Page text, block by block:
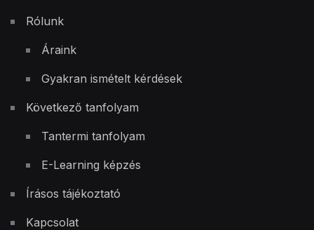
Rólunk
Áraink
Gyakran ismételt kérdések
Következő tanfolyam
Tantermi tanfolyam
E-Learning képzés
Írásos tájékoztató
Kapcsolat